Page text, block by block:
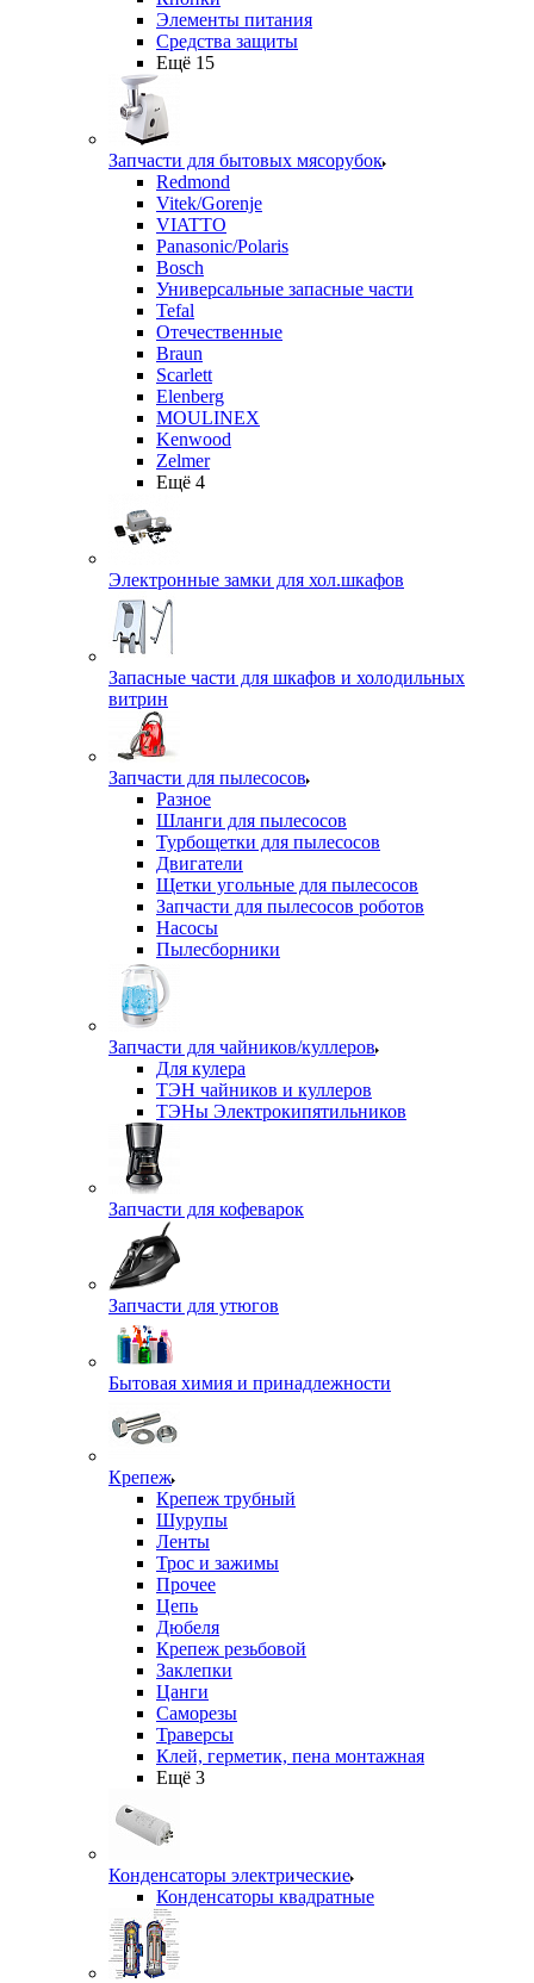
Элементы питания
Средства защиты
Ещё 15
Запчасти для бытовых мясорубок
Redmond
Vitek/Gorenje
VIATTO
Panasonic/Polaris
Bosch
Универсальные запасные части
Tefal
Отечественные
Braun
Scarlett
Elenberg
MOULINEX
Kenwood
Zelmer
Ещё 4
Электронные замки для хол.шкафов
Запасные части для шкафов и холодильных
витрин
Запчасти для пылесосов
Разное
Шланги для пылесосов
Турбощетки для пылесосов
Двигатели
Щетки угольные для пылесосов
Запчасти для пылесосов роботов
Насосы
Пылесборники
Запчасти для чайников/куллеров
Для кулера
ТЭН чайников и куллеров
ТЭНы Электрокипятильников
Запчасти для кофеварок
Запчасти для утюгов
Бытовая химия и принадлежности
Крепеж
Крепеж трубный
Шурупы
Ленты
Трос и зажимы
Прочее
Цепь
Дюбеля
Крепеж резьбовой
Заклепки
Цанги
Саморезы
Траверсы
Клей, герметик, пена монтажная
Ещё 3
Конденсаторы электрические
Конденсаторы квадратные